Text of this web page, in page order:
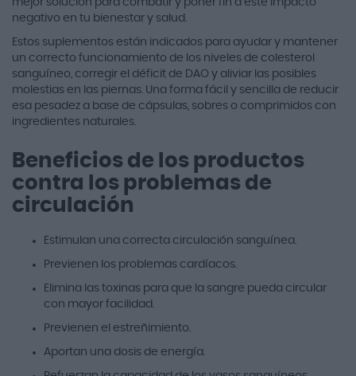
mejor solución para combatir y poner fin a este impacto
negativo en tu bienestar y salud.
Estos suplementos están indicados para ayudar y mantener
un correcto funcionamiento de los niveles de colesterol
sanguíneo, corregir el déficit de DAO y aliviar las posibles
molestias en las piernas. Una forma fácil y sencilla de reducir
esa pesadez a base de cápsulas, sobres o comprimidos con
ingredientes naturales.
Beneficios de los productos
contra los problemas de
circulación
Estimulan una correcta circulación sanguínea.
Previenen los problemas cardíacos.
Elimina las toxinas para que la sangre pueda circular
con mayor facilidad.
Previenen el estreñimiento.
Aportan una dosis de energía.